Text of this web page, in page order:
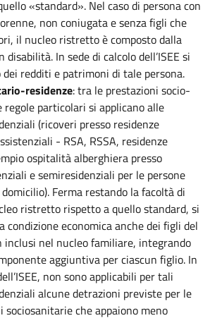
«standard». Nel caso di persona con
non coniugata e senza figli che
il nucleo ristretto è composto dalla
disabilità. In sede di calcolo dell’ISEE si
redditi e patrimoni di tale persona.
residenze: tra le prestazioni socio-
particolari si applicano alle
(ricoveri presso residenze
- RSA, RSSA, residenze
ospitalità alberghiera presso
e semiresidenziali per le persone
Ferma restando la facoltà di
ristretto rispetto a quello standard, si
condizione economica anche dei figli del
inclusi nel nucleo familiare, integrando
aggiuntiva per ciascun figlio. In
non sono applicabili per tali
alcune detrazioni previste per le
che appaiono meno